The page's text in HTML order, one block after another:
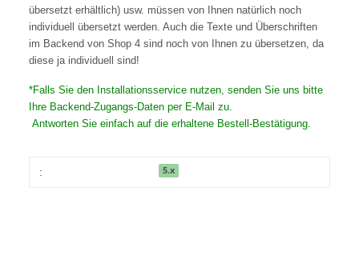
übersetzt erhältlich) usw. müssen von Ihnen natürlich noch
individuell übersetzt werden. Auch die Texte und Überschriften
im Backend von Shop 4 sind noch von Ihnen zu übersetzen, da
diese ja individuell sind!
*Falls Sie den Installationsservice nutzen, senden Sie uns bitte
Ihre Backend-Zugangs-Daten per E-Mail zu.
Antworten Sie einfach auf die erhaltene Bestell-Bestätigung.
: 5.x